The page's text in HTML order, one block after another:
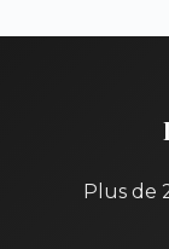
Plus de